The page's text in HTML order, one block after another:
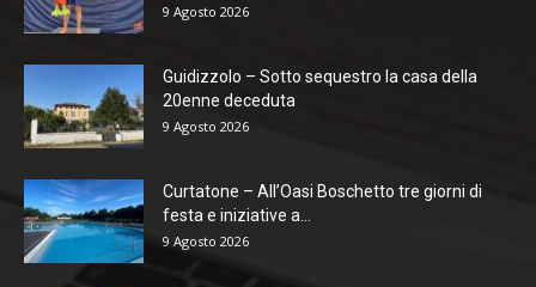
9 Agosto 2026
Guidizzolo – Sotto sequestro la casa della
20enne deceduta
9 Agosto 2026
Curtatone – All’Oasi Boschetto tre giorni di
festa e iniziative a...
9 Agosto 2026